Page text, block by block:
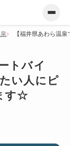
【福井県あわら温
トバイ
い人にピ
す☆